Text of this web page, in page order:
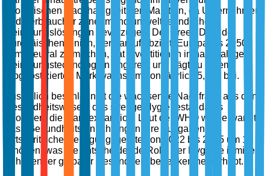
ökologischen Nachhaltigkeit den Markt an, da Unternehmen
und Verbraucher zunehmend umweltfreundliche
Reinigungslösungen bevorzugen. Der Green Deal der
Europäischen Union, der darauf abzielt, Europa bis 2050
klimaneutral zu machen, hat Investitionen in nachhaltige
Reinigungstechnologien angeregt und trägt zu einem
prognostizierten Marktwachstum von jährlich 5,5 % bei.
Zusätzlich beschleunigt die wachsende Nachfrage aus dem
Gesundheitswesen, das strenge Hygienestandards
priorisiert, die Marktexpansion. Laut der WHO wird erwartet,
dass Gesundheitseinrichtungen ihre Ausgaben für
fortschrittliche Reinigungsgeräte von 2022 bis 2025 um 18 %
erhöhen, was die entscheidende Rolle der Hygiene inmitten
anhaltender globaler Gesundheitsbedenken hervorhebt.